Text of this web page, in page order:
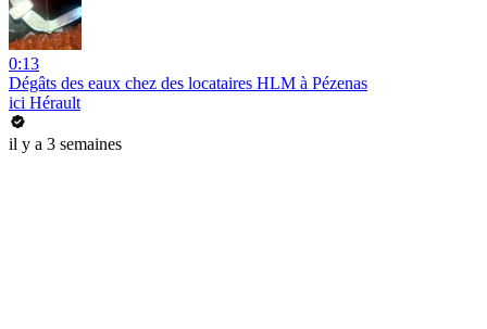
0:13
Dégâts des eaux chez des locataires HLM à Pézenas
ici Hérault
il y a 3 semaines